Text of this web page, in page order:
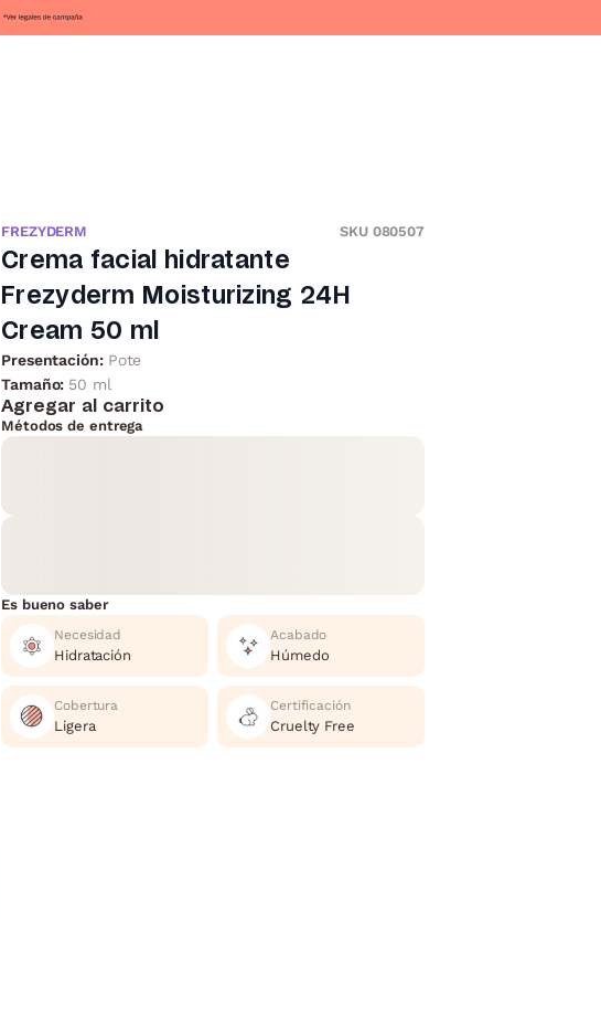
FREZYDERM SKU 080507
Crema facial hidratante
Frezyderm Moisturizing 24H
Cream 50 ml
Presentación: Pote
Tamaño: 50 ml
Agregar al carrito
Métodos de entrega
Es bueno saber
Necesidad
Hidratación
Acabado
Húmedo
Cobertura
Ligera
Certificación
Cruelty Free